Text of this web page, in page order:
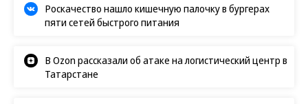
Роскачество нашло кишечную палочку в бургерах
пяти сетей быстрого питания
В Ozon рассказали об атаке на логистический центр в
Татарстане